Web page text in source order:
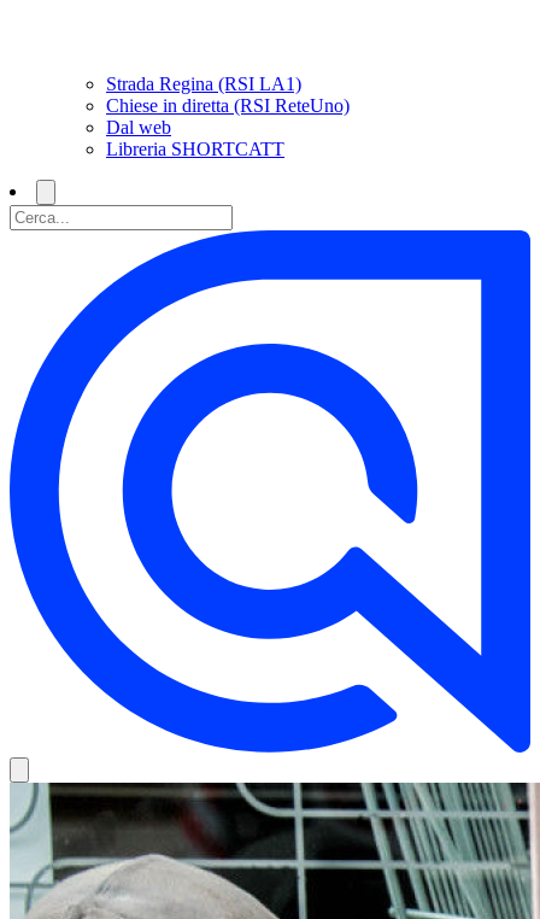
Strada Regina (RSI LA1)
Chiese in diretta (RSI ReteUno)
Dal web
Libreria SHORTCATT